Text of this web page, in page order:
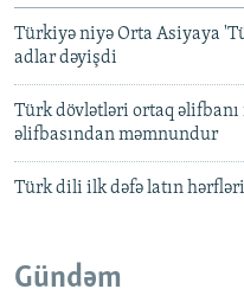
Türkiyə niyə Orta Asiyaya
adlar dəyişdi
Türk dövlətləri ortaq əlifbanı
əlifbasından məmnundur
Türk dili ilk dəfə latın hərfləri
Gündəm